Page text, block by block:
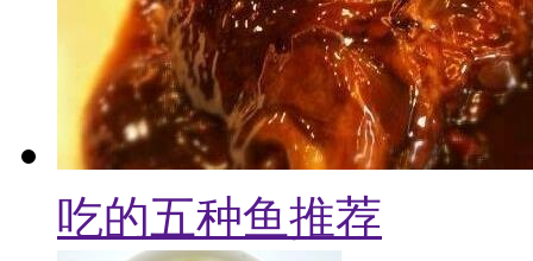
吃的五种鱼推荐